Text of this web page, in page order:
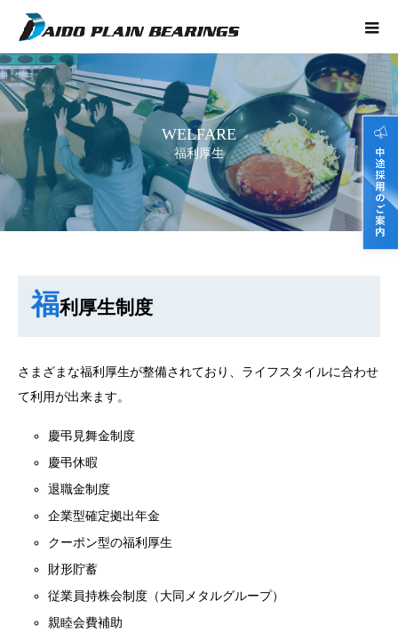
WELFARE
福利厚生
福利厚生制度
さまざまな福利厚生が整備されており、ライフスタイルに合わせ
て利用が出来ます。
慶弔見舞金制度
慶弔休暇
退職金制度
企業型確定拠出年金
クーポン型の福利厚生
財形貯蓄
従業員持株会制度（大同メタルグループ）
親睦会費補助